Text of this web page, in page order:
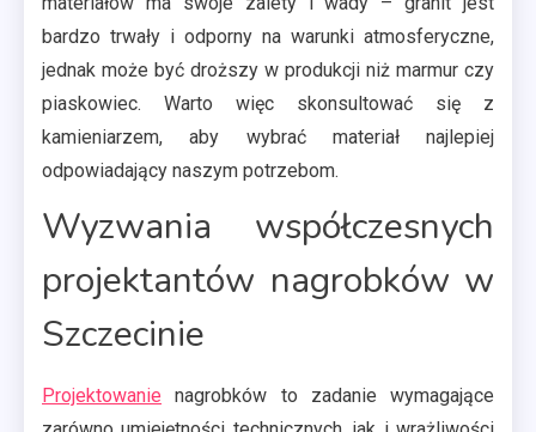
bardzo trwały i odporny na warunki atmosferyczne,
jednak może być droższy w produkcji niż marmur czy
piaskowiec. Warto więc skonsultować się z
kamieniarzem, aby wybrać materiał najlepiej
odpowiadający naszym potrzebom.
Wyzwania współczesnych
projektantów nagrobków w
Szczecinie
Projektowanie nagrobków to zadanie wymagające